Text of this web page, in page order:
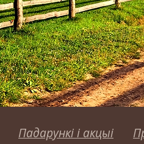
Падарункі і акцыі